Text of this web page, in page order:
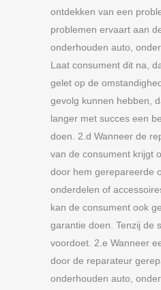
ontdekken van een
problemen ervaart aan
onderhouden auto,
Laat consument dit na,
gelet op de
gevolg kunnen hebben,
langer met succes een
doen. 2.d Wanneer de
van de consument krijgt
door hem gerepareerde
onderdelen of
kan de consument ook
garantie doen. Tenzij de
voordoet. 2.e Wanneer
door de reparateur
onderhouden auto,